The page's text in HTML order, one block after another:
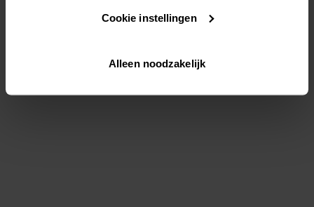
Lees hier meer over in onsprivacybeleid
Via "Cookie instellingen" kun je ook zelf instellen welke
Cookie instellingen
Alleen noodzakelijk